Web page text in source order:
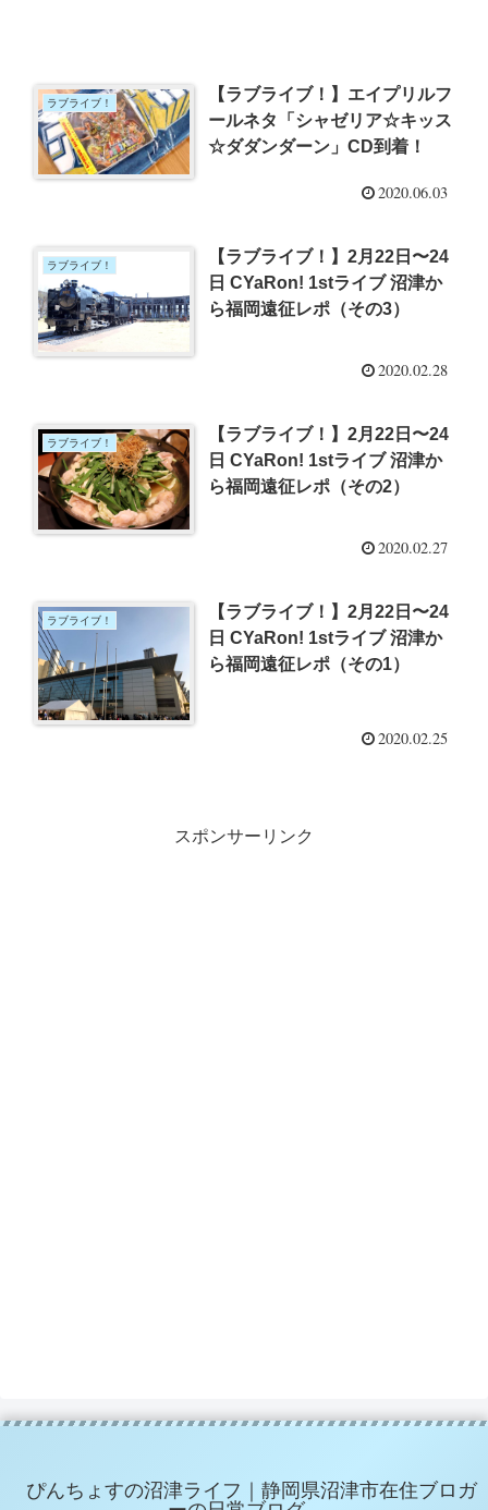
ラブライブ！
【ラブライブ！】エイプリルフ
ールネタ「シャゼリア☆キッス
☆ダダンダーン」CD到着！
2020.06.03
ラブライブ！
【ラブライブ！】2月22日〜24
日 CYaRon! 1stライブ 沼津か
ら福岡遠征レポ（その3）
2020.02.28
ラブライブ！
【ラブライブ！】2月22日〜24
日 CYaRon! 1stライブ 沼津か
ら福岡遠征レポ（その2）
2020.02.27
ラブライブ！
【ラブライブ！】2月22日〜24
日 CYaRon! 1stライブ 沼津か
ら福岡遠征レポ（その1）
2020.02.25
スポンサーリンク
ぴんちょすの沼津ライフ｜静岡県沼津市在住ブロガ